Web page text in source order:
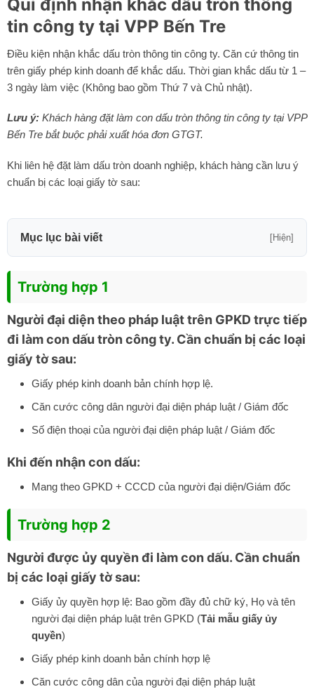
Qui định nhận khắc dấu tròn thông
tin công ty tại VPP Bến Tre
Điều kiện nhận khắc dấu tròn thông tin công ty. Căn cứ thông tin
trên giấy phép kinh doanh để khắc dấu. Thời gian khắc dấu từ 1 –
3 ngày làm việc (Không bao gồm Thứ 7 và Chủ nhật).
Lưu ý: Khách hàng đặt làm con dấu tròn thông tin công ty tại VPP
Bến Tre bắt buộc phải xuất hóa đơn GTGT.
Khi liên hệ đặt làm dấu tròn doanh nghiệp, khách hàng cần lưu ý
chuẩn bị các loại giấy tờ sau:
Mục lục bài viết [Hiện]
Trường hợp 1
Người đại diện theo pháp luật trên GPKD trực tiếp
đi làm con dấu tròn công ty. Cần chuẩn bị các loại
giấy tờ sau:
Giấy phép kinh doanh bản chính hợp lệ.
Căn cước công dân người đại diện pháp luật / Giám đốc
Số điện thoại của người đại diện pháp luật / Giám đốc
Khi đến nhận con dấu:
Mang theo GPKD + CCCD của người đại diện/Giám đốc
Trường hợp 2
Người được ủy quyền đi làm con dấu. Cần chuẩn
bị các loại giấy tờ sau:
Giấy ủy quyền hợp lệ: Bao gồm đầy đủ chữ ký, Họ và tên
người đại diện pháp luật trên GPKD (Tải mẫu giấy ủy
quyền)
Giấy phép kinh doanh bản chính hợp lệ
Căn cước công dân của người đại diện pháp luật